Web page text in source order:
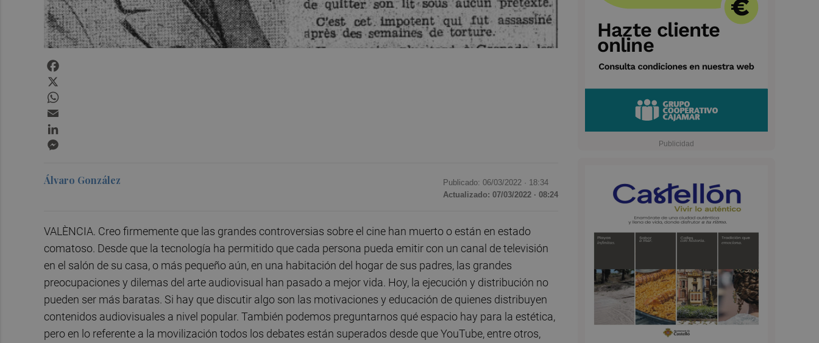
Álvaro González Publicado: 06/03/2022 · 18:34
Actualizado: 07/03/2022 · 08:24
VALÈNCIA. Creo firmemente que las grandes controversias sobre el cine han muerto o están en estado
comatoso. Desde que la tecnología ha permitido que cada persona pueda emitir con un canal de televisión
en el salón de su casa, o más pequeño aún, en una habitación del hogar de sus padres, las grandes
preocupaciones y dilemas del arte audiovisual han pasado a mejor vida. Hoy, la ejecución y distribución no
pueden ser más baratas. Si hay que discutir algo son las motivaciones y educación de quienes distribuyen
contenidos audiovisuales a nivel popular. También podemos preguntarnos qué espacio hay para la estética,
pero en lo referente a la movilización todos los debates están superados desde que YouTube, entre otros,